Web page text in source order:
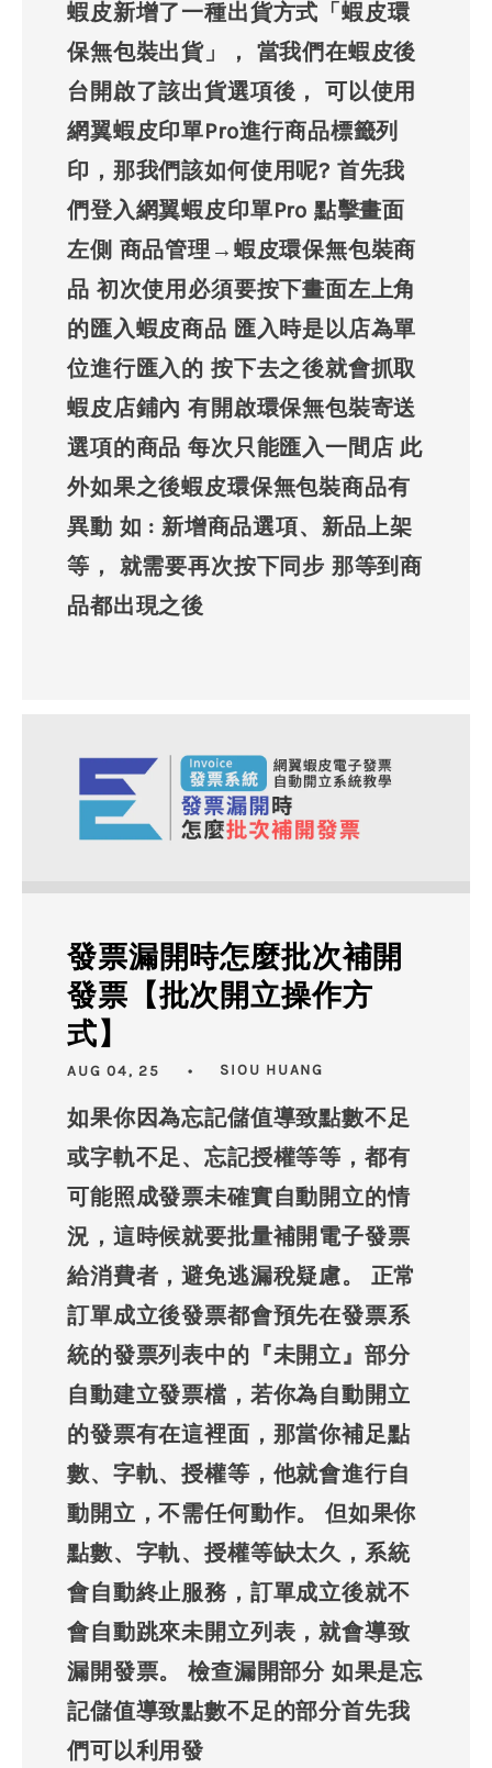
蝦皮新增了一種出貨方式「蝦皮環
保無包裝出貨」， 當我們在蝦皮後
台開啟了該出貨選項後， 可以使用
網翼蝦皮印單Pro進行商品標籤列
印，那我們該如何使用呢? 首先我
們登入網翼蝦皮印單Pro 點擊畫面
左側 商品管理→蝦皮環保無包裝商
品 初次使用必須要按下畫面左上角
的匯入蝦皮商品 匯入時是以店為單
位進行匯入的 按下去之後就會抓取
蝦皮店鋪內 有開啟環保無包裝寄送
選項的商品 每次只能匯入一間店 此
外如果之後蝦皮環保無包裝商品有
異動 如 : 新增商品選項、新品上架
等， 就需要再次按下同步 那等到商
品都出現之後
發票漏開時怎麼批次補開
發票【批次開立操作方
式】
AUG 04, 25 SIOU HUANG
如果你因為忘記儲值導致點數不足
或字軌不足、忘記授權等等，都有
可能照成發票未確實自動開立的情
況，這時候就要批量補開電子發票
給消費者，避免逃漏稅疑慮。 正常
訂單成立後發票都會預先在發票系
統的發票列表中的『未開立』部分
自動建立發票檔，若你為自動開立
的發票有在這裡面，那當你補足點
數、字軌、授權等，他就會進行自
動開立，不需任何動作。 但如果你
點數、字軌、授權等缺太久，系統
會自動終止服務，訂單成立後就不
會自動跳來未開立列表，就會導致
漏開發票。 檢查漏開部分 如果是忘
記儲值導致點數不足的部分首先我
們可以利用發